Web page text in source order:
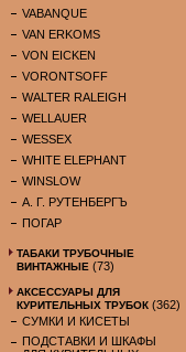
VABANQUE
VAN ERKOMS
VON EICKEN
VORONTSOFF
WALTER RALEIGH
WELLAUER
WESSEX
WHITE ELEPHANT
WINSLOW
А. Г. РУТЕНБЕРГЪ
ПОГАР
ТАБАКИ ТРУБОЧНЫЕ
ВИНТАЖНЫЕ (73)
АКСЕССУАРЫ ДЛЯ
КУРИТЕЛЬНЫХ ТРУБОК (362)
СУМКИ И КИСЕТЫ
ПОДСТАВКИ И ШКАФЫ